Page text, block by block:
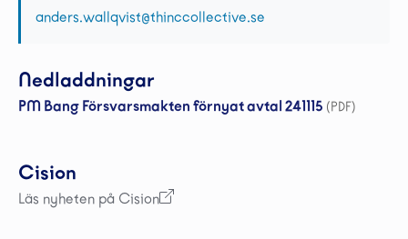
anders.wallqvist@thinccollective.se
Nedladdningar
PM Bang Försvarsmakten förnyat avtal 241115 (PDF)
Cision
Läs nyheten på Cision